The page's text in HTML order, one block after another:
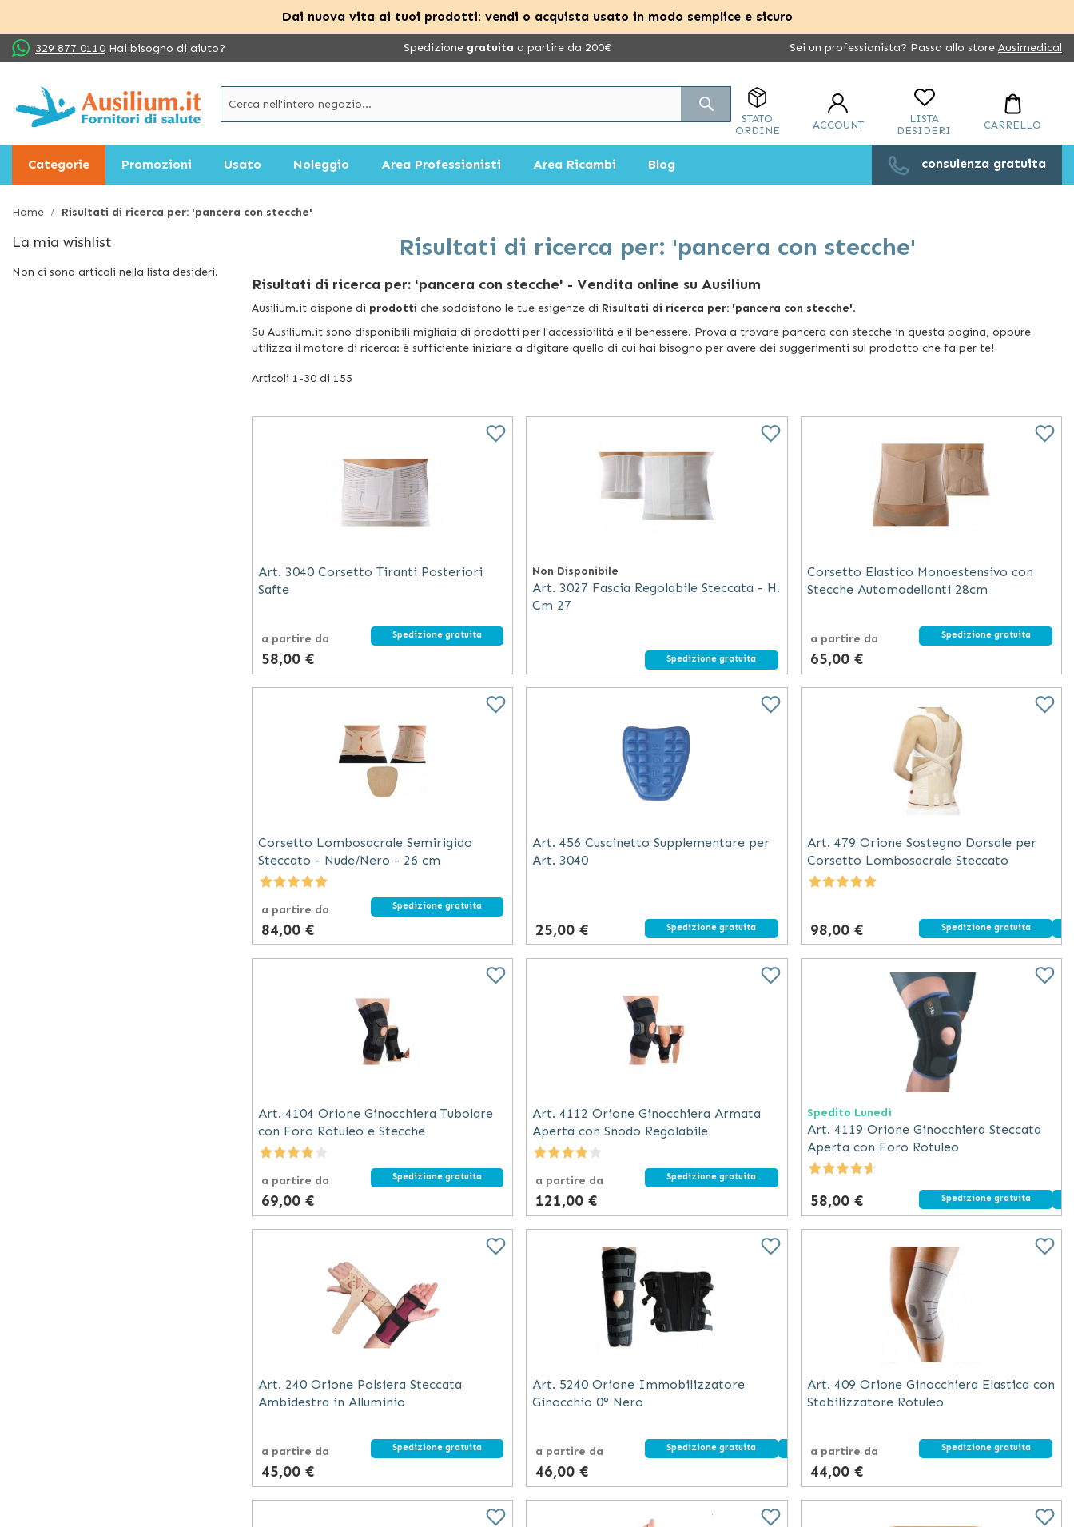
Dai nuova vita ai tuoi prodotti: vendi o acquista usato in modo semplice e sicuro
Salta
al
329 877 0110 Hai bisogno di aiuto? Spedizione gratuita a partire da 200€ Sei un professionista? Passa allo store Ausimedical
STATO
ORDINE
ACCOUNT
LISTA
DESIDERI
CARRELLO
Categorie Promozioni Usato Noleggio Area Professionisti Area Ricambi Blog consulenza gratuita
Home Risultati di ricerca per: 'pancera con stecche'
Risultati di ricerca per: 'pancera con stecche'
Risultati di ricerca per: 'pancera con stecche' - Vendita online su Ausilium
Ausilium.it dispone di prodotti che soddisfano le tue esigenze di Risultati di ricerca per: 'pancera con stecche'.
Su Ausilium.it sono disponibili migliaia di prodotti per l'accessibilità e il benessere. Prova a trovare pancera con stecche in questa pagina, oppure
utilizza il motore di ricerca: è sufficiente iniziare a digitare quello di cui hai bisogno per avere dei suggerimenti sul prodotto che fa per te!
Articoli 1-30 di 155
Art. 3040 Corsetto Tiranti Posteriori
Safte
a partire da
58,00 €
Spedizione gratuita
Non Disponibile
Art. 3027 Fascia Regolabile Steccata - H.
Cm 27
Spedizione gratuita
Corsetto Elastico Monoestensivo con
Stecche Automodellanti 28cm
a partire da
65,00 €
Spedizione gratuita
Corsetto Lombosacrale Semirigido
Steccato - Nude/Nero - 26 cm
a partire da
84,00 €
Spedizione gratuita
Art. 456 Cuscinetto Supplementare per
Art. 3040
25,00 € Spedizione gratuita
Art. 479 Orione Sostegno Dorsale per
Corsetto Lombosacrale Steccato
98,00 € Spedizione gratuita
Art. 4104 Orione Ginocchiera Tubolare
con Foro Rotuleo e Stecche
a partire da
69,00 €
Spedizione gratuita
Art. 4112 Orione Ginocchiera Armata
Aperta con Snodo Regolabile
a partire da
121,00 €
Spedizione gratuita
Spedito Lunedì
Art. 4119 Orione Ginocchiera Steccata
Aperta con Foro Rotuleo
58,00 € Spedizione gratuita
Art. 240 Orione Polsiera Steccata
Ambidestra in Alluminio
a partire da
45,00 €
Spedizione gratuita
Art. 5240 Orione Immobilizzatore
Ginocchio 0° Nero
a partire da
46,00 €
Spedizione gratuita Dispositivo medico
Art. 409 Orione Ginocchiera Elastica con
Stabilizzatore Rotuleo
a partire da
44,00 €
Spedizione gratuita
La mia wishlist
Non ci sono articoli nella lista desideri.